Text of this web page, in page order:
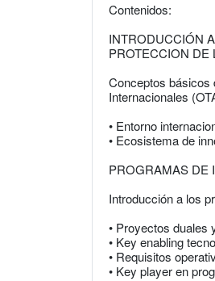
Contenidos:
INTRODUCCIÓN
PROTECCION DE
Conceptos básicos
Internacionales
• Entorno
• Ecosistema de
PROGRAMAS DE
Introducción a los
• Proyectos duales
• Key enabling
• Requisitos
• Key player en